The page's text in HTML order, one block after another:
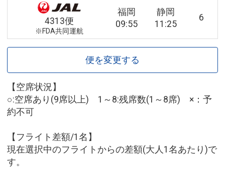
4313便
※FDA共同運航
福岡
09:55
静岡
11:25
6
便を変更する
【空席状況】
○:空席あり(9席以上) 1～8:残席数(1～8席) ×：予
約不可
【フライト差額/1名】
現在選択中のフライトからの差額(大人1名あたり)で
す。